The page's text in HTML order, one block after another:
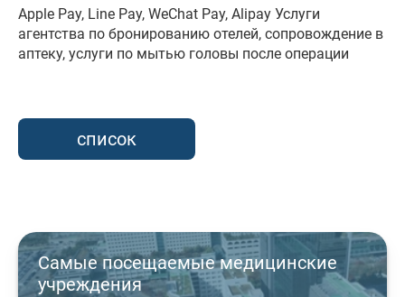
Apple Pay, Line Pay, WeChat Pay, Alipay Услуги
агентства по бронированию отелей, сопровождение в
аптеку, услуги по мытью головы после операции
список
Самые посещаемые медицинские
учреждения